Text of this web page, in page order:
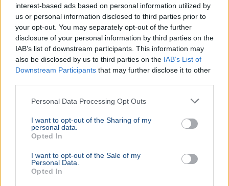
interest-based ads based on personal information utilized by
us or personal information disclosed to third parties prior to
your opt-out. You may separately opt-out of the further
disclosure of your personal information by third parties on the
IAB’s list of downstream participants. This information may
also be disclosed by us to third parties on the IAB’s List of
Downstream Participants that may further disclose it to other
Personal Data Processing Opt Outs
I want to opt-out of the Sharing of my
personal data.
Opted In
I want to opt-out of the Sale of my
Personal Data.
Opted In